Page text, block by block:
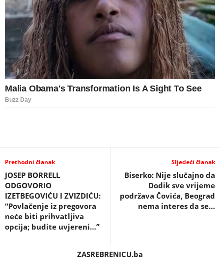
Prethodni članak
JOSEP BORRELL
ODGOVORIO
IZETBEGOVIĆU I ZVIZDIĆU:
“Povlačenje iz pregovora
neće biti prihvatljiva
opcija; budite uvjereni…”
Sljedeći članak
Biserko: Nije slučajno da
Dodik sve vrijeme
podržava Čovića, Beograd
nema interes da se…
ZASREBRENICU.ba